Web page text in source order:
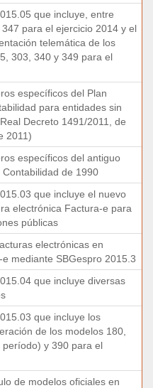
que incluye, entre
para el ejercicio 2014 y el
telemática de los
303, 340 y 349 para el
específicos del Plan
para entidades sin
Decreto 1491/2011, de
2011)
específicos del antiguo
de 1990
que incluye el nuevo
electrónica Factura-e para
públicas
electrónicas en
mediante SBGespro 2015.3
que incluye diversas
que incluye los
de los modelos 180,
período) y 390 para el
de modelos oficiales en